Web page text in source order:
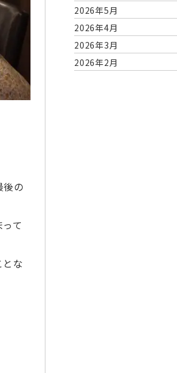
の
て
な
2026年5月
2026年4月
2026年3月
2026年2月